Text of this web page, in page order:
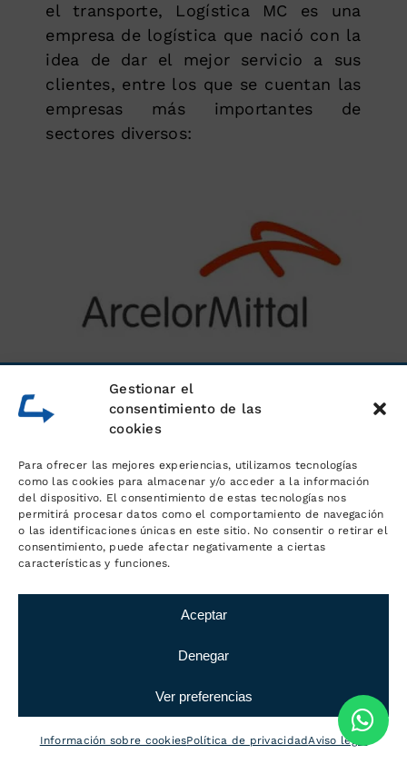
Gestionar el
consentimiento de las
cookies
Para ofrecer las mejores experiencias, utilizamos tecnologías
como las cookies para almacenar y/o acceder a la información
del dispositivo. El consentimiento de estas tecnologías nos
permitirá procesar datos como el comportamiento de navegación
o las identificaciones únicas en este sitio. No consentir o retirar el
consentimiento, puede afectar negativamente a ciertas
características y funciones.
Aceptar
Denegar
Ver preferencias
Información sobre cookiesPolítica de privacidadAviso legal
el transporte, Logística MC es una
empresa de logística que nació con la
idea de dar el mejor servicio a sus
clientes, entre los que se cuentan las
empresas más importantes de
sectores diversos: